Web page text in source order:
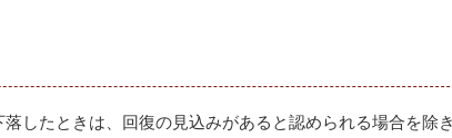
したときは、回復の見込みがあると認められる場合を除